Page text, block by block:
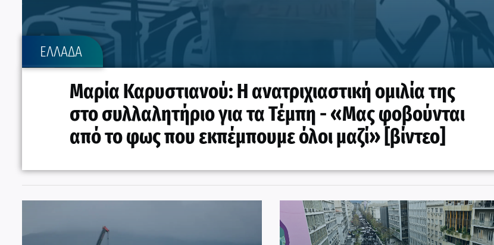
ΕΛΛΑΔΑ
Μαρία Καρυστιανού: H ανατριχιαστική ομιλία της
στο συλλαλητήριο για τα Τέμπη - «Μας φοβούνται
από το φως που εκπέμπουμε όλοι μαζί» [βίντεο]